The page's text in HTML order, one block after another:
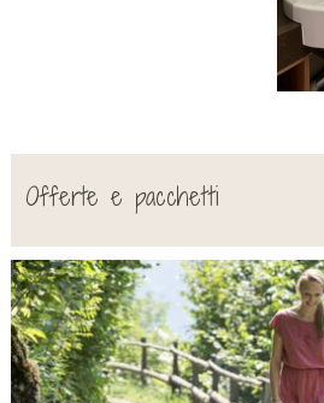
Offerte e pacchetti